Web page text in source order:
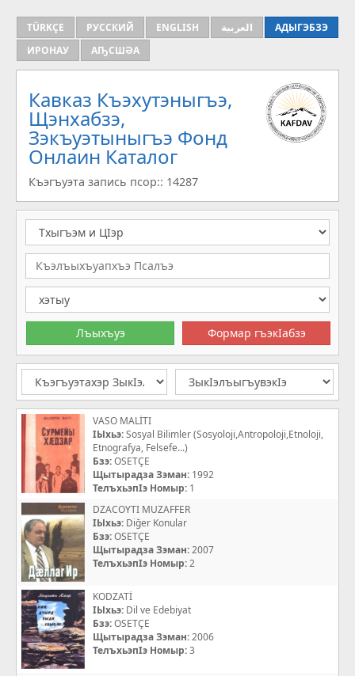
TÜRKÇE РУССКИЙ ENGLISH العربية
АДЫГЭБЗЭ
ИРОНАУ
АҦСШӘА
Кавказ Къэхутэныгъэ,
Щэнхабзэ,
Зэкъуэтыныгъэ Фонд
Онлаин Каталог
Къэгъуэта запись псор:: 14287
VASO MALİTI
IЫхьэ:Sosyal Bilimler (Sosyoloji,Antropoloji,Etnoloji,
Etnografya, Felsefe...)
Бзэ:OSETÇE
Щытырадза Зэман: 1992
ТелъхьэпIэ Номыр: 1
DZACOYTI MUZAFFER
IЫхьэ: Diğer Konular
Бзэ:OSETÇE
Щытырадза Зэман:2007
ТелъхьэпIэ Номыр:2
KODZATİ
IЫхьэ: Dil ve Edebiyat
Бзэ:OSETÇE
Щытырадза Зэман:2006
ТелъхьэпIэ Номыр:3